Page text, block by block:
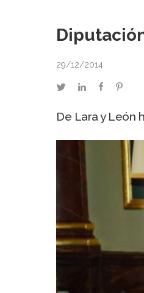
29/12/2014
twitterlinkedinfacebook
De Lara y León